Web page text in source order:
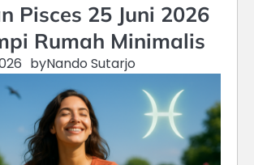
Pisces 25 Juni 2026
Rumah Minimalis
byNando Sutarjo